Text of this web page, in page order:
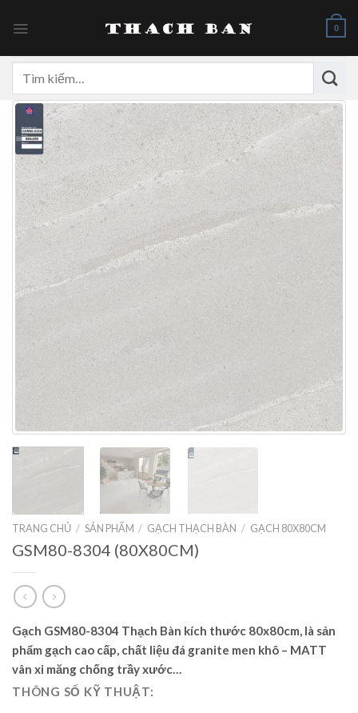
0
kiếm:
TRANG CHỦ / SẢN PHẨM / GẠCH THẠCH BÀN / GẠCH 80X80CM
GSM80-8304 (80X80CM)
Gạch GSM80-8304 Thạch Bàn kích thước 80x80cm, là sản
phẩm gạch cao cấp, chất liệu đá granite men khô – MATT
vân xi măng chống trầy xước…
THÔNG SỐ KỸ THUẬT: